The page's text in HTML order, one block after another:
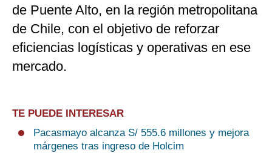
de Puente Alto, en la región metropolitana
de Chile, con el objetivo de reforzar
eficiencias logísticas y operativas en ese
mercado.
TE PUEDE INTERESAR
Pacasmayo alcanza S/ 555.6 millones y mejora
márgenes tras ingreso de Holcim